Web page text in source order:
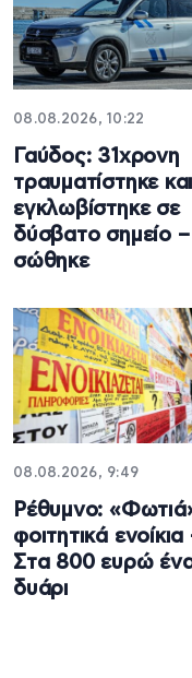
08.08.2026, 10:22
Γαύδος: 31χρονη
τραυματίστηκε και
εγκλωβίστηκε σε
δύσβατο σημείο
σώθηκε
08.08.2026, 9:49
Ρέθυμνο:
φοιτητικά ενοίκια
Στα 800 ευρώ
δυάρι